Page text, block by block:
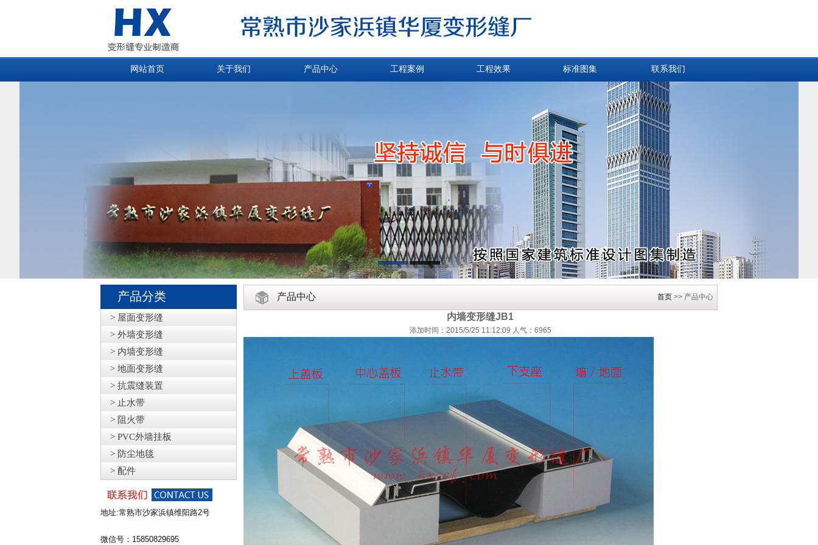
网站首页 关于我们 产品中心 工程案例 工程效果 标准图集 联系我们
产品分类
> 屋面变形缝
> 外墙变形缝
> 内墙变形缝
> 地面变形缝
> 抗震缝装置
> 止水带
> 阻火带
> PVC外墙挂板
> 防尘地毯
> 配件
地址:常熟市沙家浜镇维阳路2号
微信号：15850829695
产品中心 首页>> 产品中心
内墙变形缝JB1
添加时间：2015/5/25 11:12:09 人气：6965